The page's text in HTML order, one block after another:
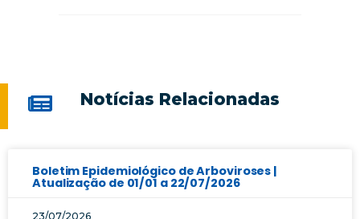
Notícias Relacionadas
Boletim Epidemiológico de Arboviroses |
Atualização de 01/01 a 22/07/2026
23/07/2026